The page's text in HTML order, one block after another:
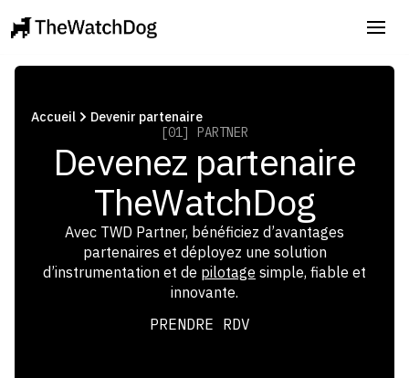
Accueil
Devenir partenaire
[01] PARTNER
Devenez partenaire
TheWatchDog
Avec TWD Partner, bénéficiez d’avantages
partenaires et déployez une solution
d’instrumentation et de pilotage simple, fiable et
innovante.
PRENDRE RDV